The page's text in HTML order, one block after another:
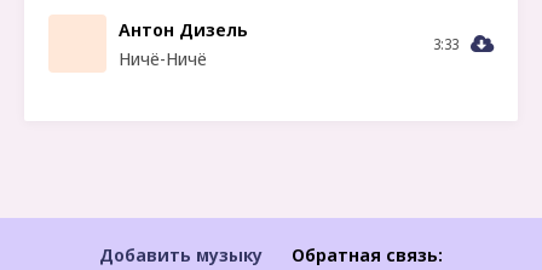
Антон Дизель
Ничё-Ничё
3:33
Добавить музыку Обратная связь: